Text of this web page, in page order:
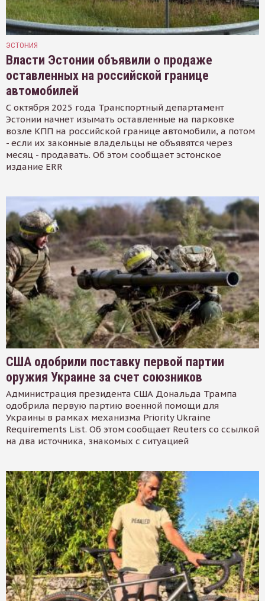
ЭСТОНИЯ
Власти Эстонии объявили о продаже
оставленных на российской границе
автомобилей
С октября 2025 года Транспортный департамент
Эстонии начнет изымать оставленные на парковке
возле КПП на российской границе автомобили, а потом
- если их законные владельцы не объявятся через
месяц - продавать. Об этом сообщает эстонское
издание ERR
США одобрили поставку первой партии
оружия Украине за счет союзников
Администрация президента США Дональда Трампа
одобрила первую партию военной помощи для
Украины в рамках механизма Priority Ukraine
Requirements List. Об этом сообщает Reuters со ссылкой
на два источника, знакомых с ситуацией